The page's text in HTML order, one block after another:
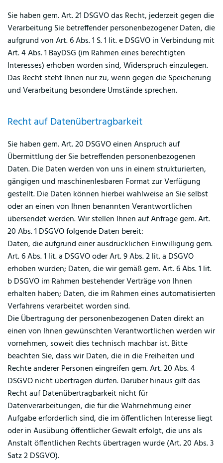
Sie haben gem. Art. 21 DSGVO das Recht, jederzeit gegen die
Verarbeitung Sie betreffender personenbezogener Daten, die
aufgrund von Art. 6 Abs. 1 S. 1 lit. e DSGVO in Verbindung mit
Art. 4 Abs. 1 BayDSG (im Rahmen eines berechtigten
Interesses) erhoben worden sind, Widerspruch einzulegen.
Das Recht steht Ihnen nur zu, wenn gegen die Speicherung
und Verarbeitung besondere Umstände sprechen.
Recht auf Datenübertragbarkeit
Sie haben gem. Art. 20 DSGVO einen Anspruch auf
Übermittlung der Sie betreffenden personenbezogenen
Daten. Die Daten werden von uns in einem strukturierten,
gängigen und maschinenlesbaren Format zur Verfügung
gestellt. Die Daten können hierbei wahlweise an Sie selbst
oder an einen von Ihnen benannten Verantwortlichen
übersendet werden. Wir stellen Ihnen auf Anfrage gem. Art.
20 Abs. 1 DSGVO folgende Daten bereit:
Daten, die aufgrund einer ausdrücklichen Einwilligung gem.
Art. 6 Abs. 1 lit. a DSGVO oder Art. 9 Abs. 2 lit. a DSGVO
erhoben wurden; Daten, die wir gemäß gem. Art. 6 Abs. 1 lit.
b DSGVO im Rahmen bestehender Verträge von Ihnen
erhalten haben; Daten, die im Rahmen eines automatisierten
Verfahrens verarbeitet worden sind.
Die Übertragung der personenbezogenen Daten direkt an
einen von Ihnen gewünschten Verantwortlichen werden wir
vornehmen, soweit dies technisch machbar ist. Bitte
beachten Sie, dass wir Daten, die in die Freiheiten und
Rechte anderer Personen eingreifen gem. Art. 20 Abs. 4
DSGVO nicht übertragen dürfen. Darüber hinaus gilt das
Recht auf Datenübertragbarkeit nicht für
Datenverarbeitungen, die für die Wahrnehmung einer
Aufgabe erforderlich sind, die im öffentlichen Interesse liegt
oder in Ausübung öffentlicher Gewalt erfolgt, die uns als
Anstalt öffentlichen Rechts übertragen wurde (Art. 20 Abs. 3
Satz 2 DSGVO).